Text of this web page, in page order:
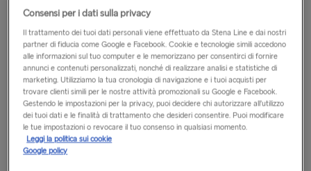
inoltre le aree di pubblico accesso dei terminal, nonché le
e le aree di traffico passeggeri. La videosorveglianza è attiva
24 ore al giorno ed effettua esclusivamente registrazioni
video.
Essa non registra alcun tipo di suono in alcun luogo. Le
strutture sanitarie non sono sottoposte a videosorveglianza.
Al momento dell’ingresso in un’area sottoposta a
Consensi per i dati sulla privacy
Il trattamento dei tuoi dati personali viene effettuato da Stena Line e dai nostri
partner di fiducia come Google e Facebook. Cookie e tecnologie simili accedono
alle informazioni sul tuo computer e le memorizzano per consentirci di fornire
annunci e contenuti personalizzati, nonché di realizzare analisi e statistiche di
marketing. Utilizziamo la tua cronologia di navigazione e i tuoi acquisti per
trovare clienti simili per le nostre attività promozionali su Google e Facebook.
Gestendo le impostazioni per la privacy, puoi decidere chi autorizzare all’utilizzo
dei tuoi dati e le finalità di trattamento che desideri consentire. Puoi modificare
le tue impostazioni o revocare il tuo consenso in qualsiasi momento.
Leggi la politica sui cookie
Google policy